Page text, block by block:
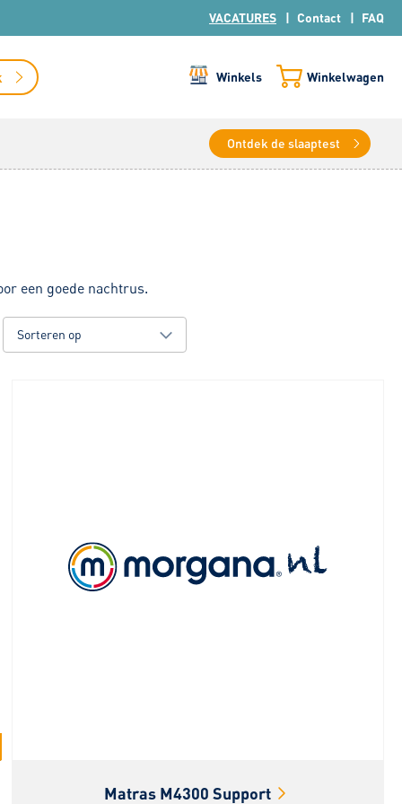
VACATURES Contact FAQ
Winkels Winkelwagen
Ontdek de slaaptest
een goede nachtrus.
Sorteren op
Matras M4300 Support